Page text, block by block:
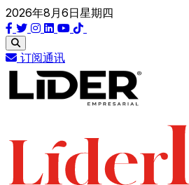
2026年8月6日星期四
订阅通讯